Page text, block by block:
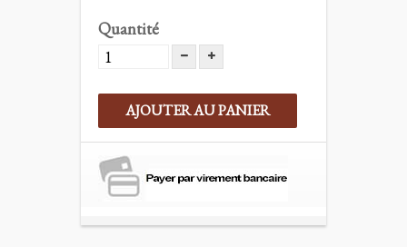
Quantité
AJOUTER AU PANIER